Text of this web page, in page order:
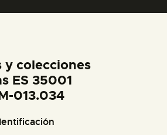
y colecciones
ES 35001
013.034